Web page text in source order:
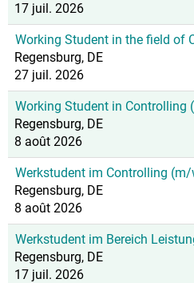
17 juil. 2026
Working Student in the field of
Regensburg, DE
27 juil. 2026
Working Student in
Regensburg, DE
8 août 2026
Werkstudent im Controlling
Regensburg, DE
8 août 2026
Werkstudent im Bereich
Regensburg, DE
17 juil. 2026